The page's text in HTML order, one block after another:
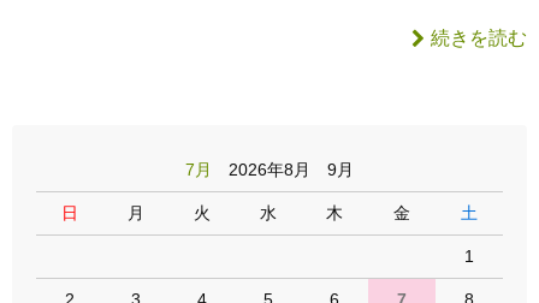
続きを読む
7月 2026年8月 9月
日 月 火 水 木 金 土
1